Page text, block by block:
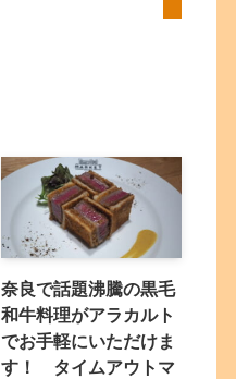
奈良で話題沸騰の黒毛
和牛料理がアラカルト
でお手軽にいただけま
す！ タイムアウトマ